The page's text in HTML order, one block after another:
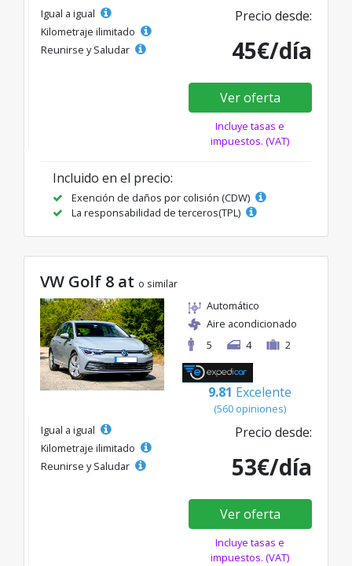
Igual a igual
Kilometraje ilimitado
Reunirse y Saludar
Precio desde:
45€/día
Ver oferta
Incluye tasas e
impuestos. (VAT)
Incluido en el precio:
Exención de daños por colisión (CDW)
La responsabilidad de terceros(TPL)
VW Golf 8 at o similar
Automático
Aire acondicionado
5
4 2
9.81 Excelente
(560 opiniones)
Igual a igual
Kilometraje ilimitado
Reunirse y Saludar
Precio desde:
53€/día
Ver oferta
Incluye tasas e
impuestos. (VAT)